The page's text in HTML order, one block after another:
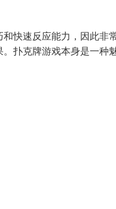
快速反应能力，因此非
扑克牌游戏本身是一种